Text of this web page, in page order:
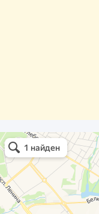
Олди Строй
Фасады и фасадные системы
Оргстекло, поликарбонат в